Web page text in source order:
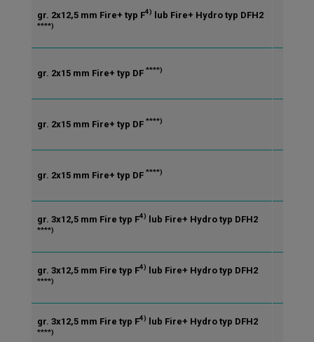
gr. 2x12,5 mm Fire+ typ F4) lub Fire+ Hydro typ DFH2
****)
gr. 2x15 mm Fire+ typ DF****)
gr. 2x15 mm Fire+ typ DF****)
gr. 2x15 mm Fire+ typ DF****)
gr. 3x12,5 mm Fire typ F4) lub Fire+ Hydro typ DFH2
****)
gr. 3x12,5 mm Fire typ F4) lub Fire+ Hydro typ DFH2
****)
gr. 3x12,5 mm Fire typ F4) lub Fire+ Hydro typ DFH2
****)